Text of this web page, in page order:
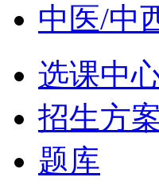
中医/中
选课中
招生方
题库